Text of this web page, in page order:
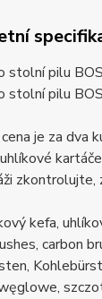
stolní pilu
stolní pilu
je za dva
zkontrolujte,
kefa,
carbon